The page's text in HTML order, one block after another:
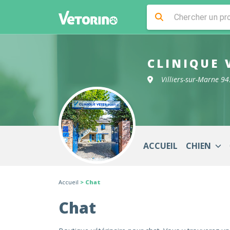
CLINIQUE
Villiers-sur-Marne
ACCUEIL CHIEN
Accueil > Chat
Chat